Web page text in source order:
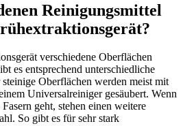
Reinigungsmittel
verschiedene Oberflächen
es entsprechend unterschiedliche
Oberflächen werden meist mit
Universalreiniger gesäubert. Wenn
geht, stehen einen weitere
So gibt es für sehr stark